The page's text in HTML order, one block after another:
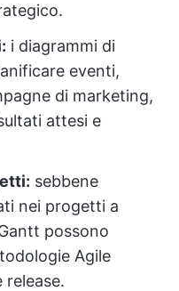
i diagrammi di
eventi,
di marketing,
attesi e
sebbene
nei progetti a
possono
Agile
release.